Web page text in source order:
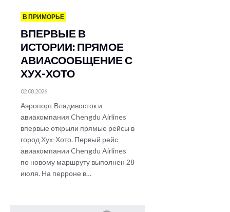
В ПРИМОРЬЕ
ВПЕРВЫЕ В
ИСТОРИИ: ПРЯМОЕ
АВИАСООБЩЕНИЕ С
ХУХ-ХОТО
02.08.2026
Аэропорт Владивосток и
авиакомпания Chengdu Airlines
впервые открыли прямые рейсы в
город Хух-Хото. Первый рейс
авиакомпании Chengdu Airlines
по новому маршруту выполнен 28
июля. На перроне в…